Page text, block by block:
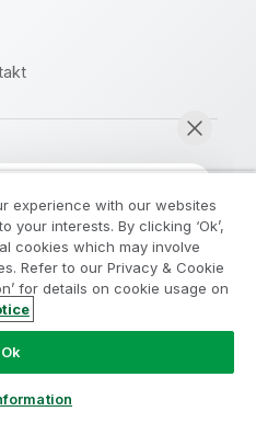
Policies
Info
International AB. Alle
experience with our websites
your interests. By clicking ‘Ok’,
cookies which may involve
Refer to our Privacy & Cookie
for details on cookie usage on
Ok